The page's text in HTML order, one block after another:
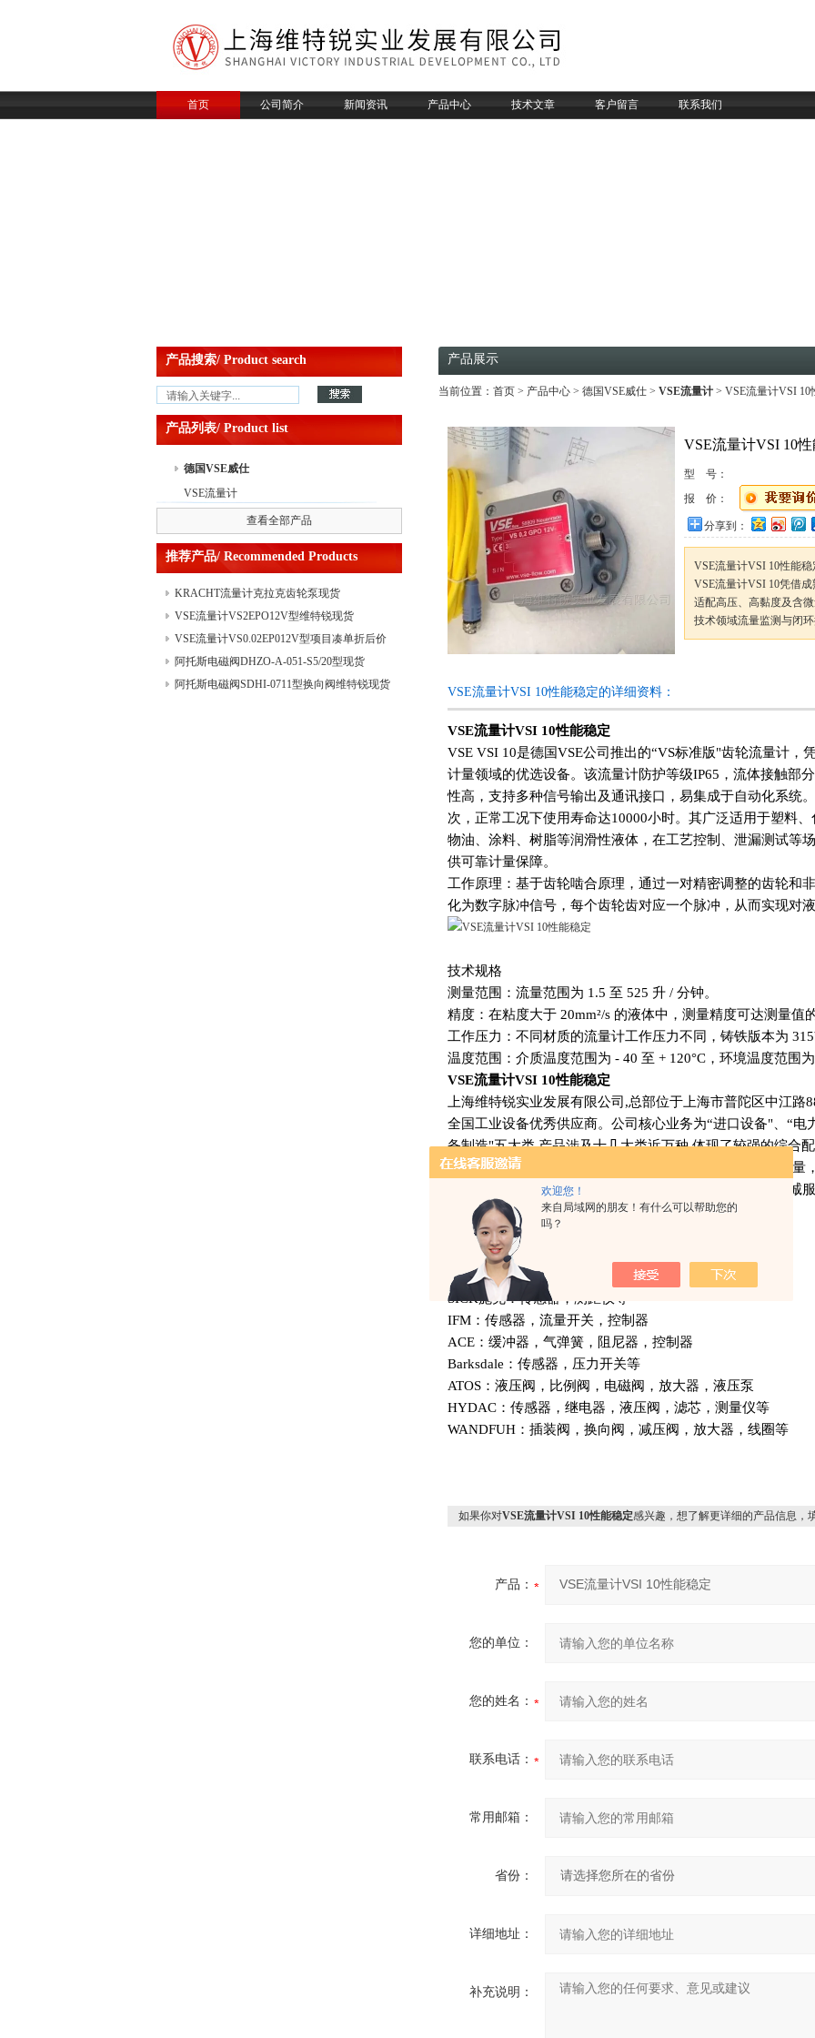
欢迎您！
来自局域网的朋友！有什么可以帮助您的
吗？
首页 公司简介 新闻资讯 产品中心 技术文章 客户留言 联系我们
产品搜索/ Product search
产品列表/ Product list
德国VSE威仕
VSE流量计
查看全部产品
推荐产品/ Recommended Products
KRACHT流量计克拉克齿轮泵现货
VSE流量计VS2EPO12V型维特锐现货
VSE流量计VS0.02EP012V型项目凑单折后价
阿托斯电磁阀DHZO-A-051-S5/20型现货
阿托斯电磁阀SDHI-0711型换向阀维特锐现货
产品展示
当前位置： 首页 > 产品中心 > 德国VSE威仕 > VSE流量计 > VSE流量计VSI 10
VSE流量计VSI 10
型 号：
报 价：
分享到：
VSE流量计VSI 10性能稳
VSE流量计VSI 10凭借
适配高压、高黏度及含
技术领域流量监测与闭环
VSE流量计VSI 10性能稳定的详细资料：
VSE流量计VSI 10性能稳定
VSE VSI 10是德国VSE公司推出的“VS标准版"齿轮流量计，
计量领域的优选设备。该流量计防护等级IP65，流体接触部
性高，支持多种信号输出及通讯接口，易集成于自动化系统
次，正常工况下使用寿命达10000小时。其广泛适用于塑料
物油、涂料、树脂等润滑性液体，在工艺控制、泄漏测试等
供可靠计量保障。
工作原理：基于齿轮啮合原理，通过一对精密调整的齿轮和
化为数字脉冲信号，每个齿轮齿对应一个脉冲，从而实现对
技术规格
测量范围：流量范围为 1.5 至 525 升 / 分钟。
精度：在粘度大于 20mm²/s 的液体中，测量精度可达测量值
工作压力：不同材质的流量计工作压力不同，铸铁版本为
温度范围：介质温度范围为 - 40 至 + 120°C，环境温度范围为
VSE流量计VSI 10性能稳定
上海维特锐实业发展有限公司,总部位于上海市普陀区中江
全国工业设备优秀供应商。公司核心业务为“进口设备"、“电
备制造"五大类,产品涉及十几大类近万种,体现了较强的综合
力。 上海维特锐实业发展有限公司致力于不断提升服务质量
质量严把关、严标准，竭诚为广大客户提供优质产品与真诚服
优势供应：
VSE：流量计，放大器
MEISTER麦斯特：流量计
KRACHT：流量计，齿轮泵，溢流阀，指示器
SICK施克：传感器，测距仪等
IFM：传感器，流量开关，控制器
ACE：缓冲器，气弹簧，阻尼器，控制器
Barksdale：传感器，压力开关等
ATOS：液压阀，比例阀，电磁阀，放大器，液压泵
HYDAC：传感器，继电器，液压阀，滤芯，测量仪等
WANDFUH：插装阀，换向阀，减压阀，放大器，线圈等
如果你对VSE流量计VSI 10性能稳定感兴趣，想了解更详细的产品信息，
产品：
您的单位：
您的姓名：
联系电话：
常用邮箱：
省份：
详细地址：
补充说明：